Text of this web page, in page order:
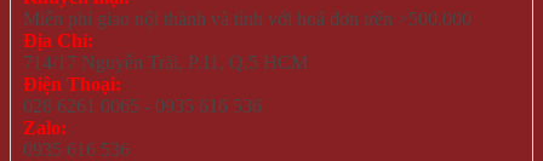
Miễn phí giao nội thành và tỉnh với hoá đơn trên >500.000
Địa Chỉ:
714/17 Nguyễn Trãi, P.11, Q.5 HCM
Điện Thoại:
028 6261 0065 - 0935 616 536
Zalo:
0935 616 536